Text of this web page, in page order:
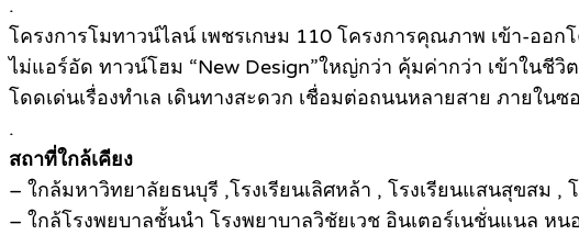
.
โครงการโมทาวน์ไลน์ เพชรเกษม 110 โครงการคุณภาพ เข้า-ออ
ไม่แอร์อัด ทาวน์โฮม “New Design”ใหญ่กว่า คุ้มค่ากว่า เข้าในชีวิ
โดดเด่นเรื่องทำเล เดินทางสะดวก เชื่อมต่อถนนหลายสาย ภายใ
.
สถาที่ใกล้เคียง
– ใกล้มหาวิทยาลัยธนบุรี ,โรงเรียนเลิศหล้า , โรงเรียนแสนสุขสม ,
– ใกล้โรงพยบาลชั้นนำ โรงพยาบาลวิชัยเวช อินเตอร์เนชั่นแนล ห